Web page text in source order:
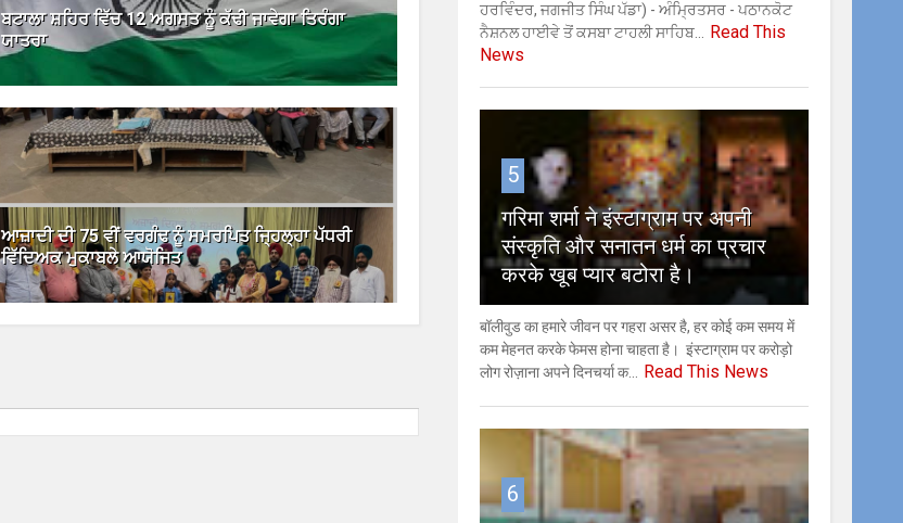
ਬਟਾਲਾ ਸ਼ਹਿਰ ਵਿੱਚ 12 ਅਗਸਤ ਨੂੰ ਕੱਢੀ ਜਾਵੇਗਾ ਤਿਰੰਗਾ
ਯਾਤਰਾ
ਆਜ਼ਾਦੀ ਦੀ 75 ਵੀਂ ਵਰਗੰਢ ਨੂੰ ਸਮਰਪਿਤ ਜ੍ਹਿਲ੍ਹਾ ਪੱਧਰੀ
ਵਿੱਦਿਅਕ ਮੁਕਾਬਲੇ ਆਯੋਜਿਤ
ਹਰਵਿੰਦਰ, ਜਗਜੀਤ ਸਿੰਘ ਪੱਡਾ) - ਅੰਮ੍ਰਿਤਸਰ - ਪਠਾਨਕੋਟ
ਨੈਸ਼ਨਲ ਹਾਈਵੇ ਤੋਂ ਕਸਬਾ ਟਾਹਲੀ ਸਾਹਿਬ...
Read This
News
5
गरिमा शर्मा ने इंस्टाग्राम पर अपनी
संस्कृति और सनातन धर्म का प्रचार
करके खूब प्यार बटोरा है।
बॉलीवुड का हमारे जीवन पर गहरा असर है, हर कोई कम समय में
कम मेहनत करके फेमस होना चाहता है। इंस्टाग्राम पर करोड़ो
लोग रोज़ाना अपने दिनचर्या क...
Read This News
6